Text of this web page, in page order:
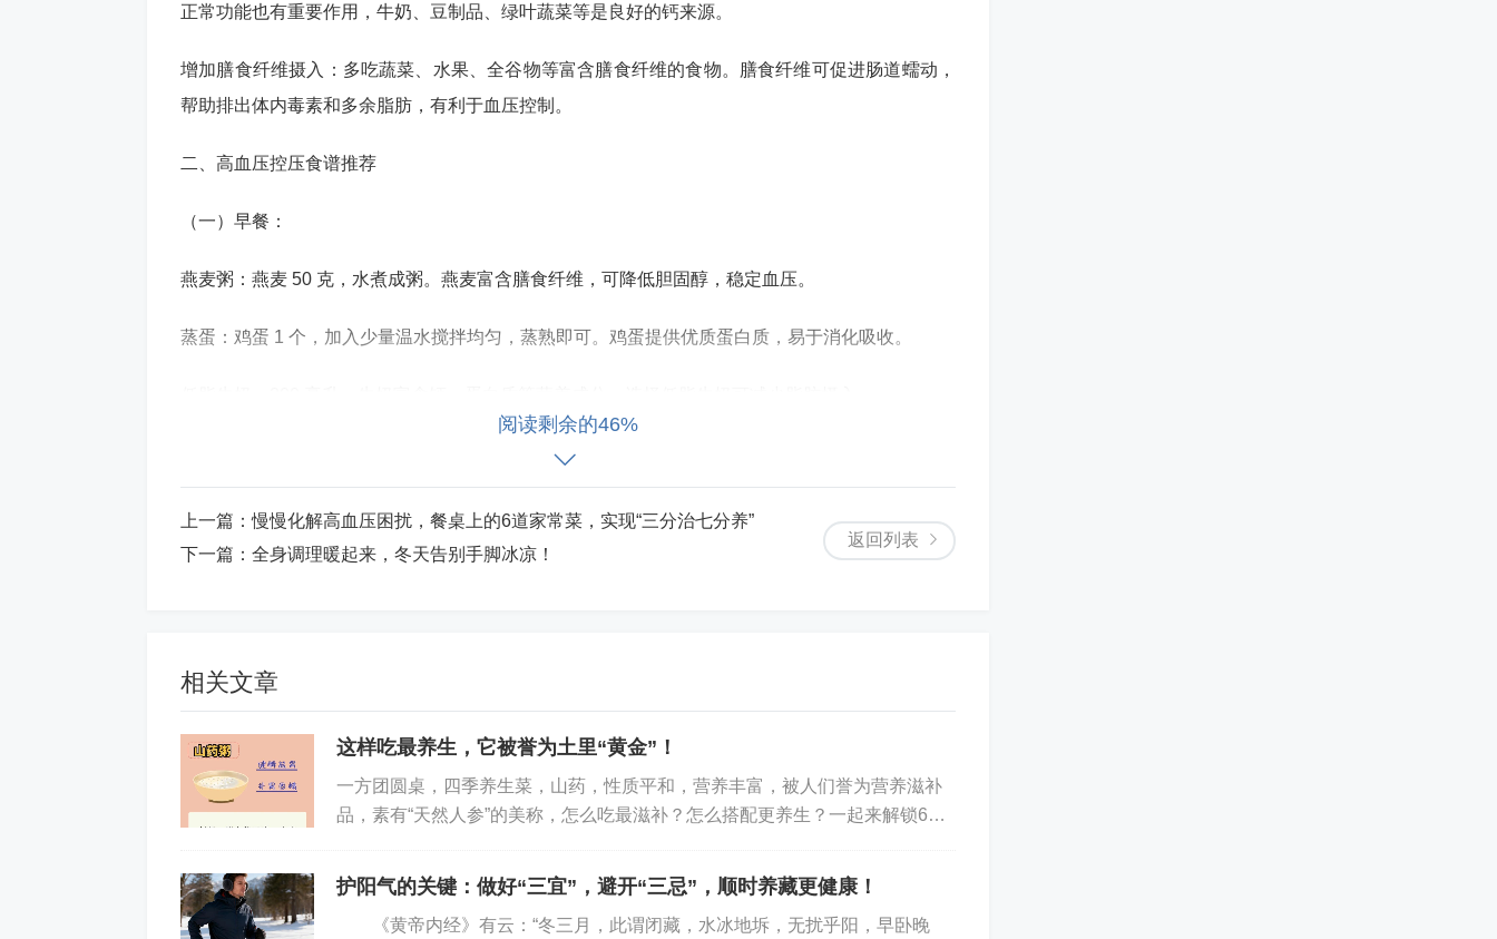
正常功能也有重要作用，牛奶、豆制品、绿叶蔬菜等是良好的钙来源。
增加膳食纤维摄入：多吃蔬菜、水果、全谷物等富含膳食纤维的食物。膳食纤维可促进肠道蠕动，
帮助排出体内毒素和多余脂肪，有利于血压控制。
二、高血压控压食谱推荐
（一）早餐：
燕麦粥：燕麦 50 克，水煮成粥。燕麦富含膳食纤维，可降低胆固醇，稳定血压。
蒸蛋：鸡蛋 1 个，加入少量温水搅拌均匀，蒸熟即可。鸡蛋提供优质蛋白质，易于消化吸收。
圣女果：10 个左右。圣女果富含维生素 C、钾等营养物质，有助于补充维生素和矿物质。
（二）午餐：
清蒸鲈鱼：鲈鱼 200 克，加入姜、葱、料酒等调料，清蒸 10 - 15 分钟。鲈鱼富含优质蛋白质和不
膳食纤维和钾等营养成分，有助于增强免疫力，降低血压。
红薯米饭：大米 100 克、红薯 100 克。将红薯切成小块，与大米一起蒸熟。红薯富含膳食纤维、维
生素 A、维生素 C 等营养物质，可增加饱腹感，减少其他主食的摄入量。
后加入冰糖调味。银耳和莲子富含胶质和膳食纤维，具有滋补润肺、安神养心等功效。
阅读剩余的46%
返回列表
上一篇：慢慢化解高血压困扰，餐桌上的6道家常菜，实现“三分治七分养”
下一篇： 全身调理暖起来，冬天告别手脚冰凉！
相关文章
这样吃最养生，它被誉为土里“黄金”！
一方团圆桌，四季养生菜，山药，性质平和，营养丰富，被人们誉为营养滋补
品，素有“天然人参”的美称，怎么吃最滋补？怎么搭配更养生？一起来解锁6种
护阳气的关键：做好“三宜”，避开“三忌”，顺时养藏更健康！
《黄帝内经》有云：“冬三月，此谓闭藏，水冰地坼，无扰乎阳，早卧晚